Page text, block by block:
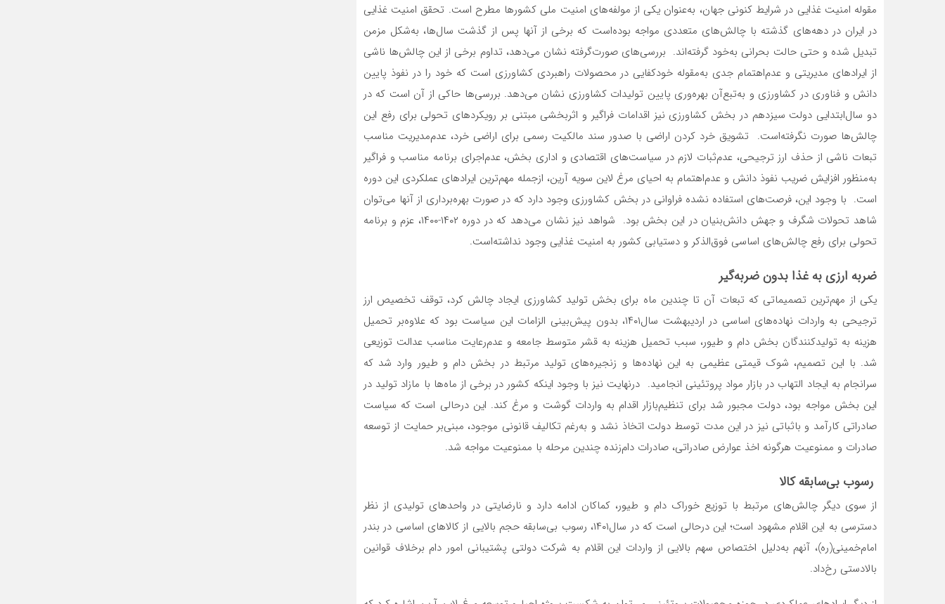
مقوله‌‌‌‌ امنیت‌‌‌‌ غذایی‌‌‌‌ در شرایط‌‌‌‌ کنونی‌‌‌‌ جهان، به‌عنوان یکی‌‌‌‌ از مولفه‌‌‌‌های‌‌‌‌ امنیت‌‌‌‌ ملی‌‌‌‌ کشورها مطرح است‌‌‌‌. تحقق‌‌‌‌ امنیت‌‌‌‌ غذایی‌‌‌‌
در ایران در دهه‌های گذشته‌‌‌‌ با چالش‌های‌‌‌‌ متعددی‌‌‌‌ مواجه‌‌‌‌ بوده‌است‌‌‌‌ که‌‌‌‌ برخی‌‌‌‌ از آنها پس‌‌‌‌ از گذشت‌‌‌‌ سال‌ها، به‌‌‌‌شکل‌‌‌‌ مزمن‌‌‌‌
تبدیل‌‌‌‌ شده و حتی‌‌‌‌ حالت‌‌‌‌ بحرانی‌‌‌‌ به‌‌‌‌خود گرفته‌‌‌‌اند. بررسی‌‌‌‌های‌‌‌‌ صورت‌گرفته نشان می‌دهد، تداوم برخی‌‌‌‌ از این‌‌‌‌ چالش‌ها ناشی‌‌‌‌
از ایرادهای‌‌‌‌ مدیریتی‌‌‌‌ و عدم‌اهتمام جدی‌‌‌‌ به‌‌‌‌مقوله‌‌‌‌ خودکفایی‌‌‌‌ در محصولات راهبردی‌‌‌‌ کشاورزی‌‌‌‌ است‌‌‌‌ که‌‌‌‌ خود را در نفوذ پایین‌‌‌‌
دانش‌‌‌‌ و فناوری‌‌‌‌ در کشاورزی‌‌‌‌ و به‌‌‌‌تبع‌‌‌‌آن بهره‌وری‌‌‌‌ پایین‌‌‌‌ تولیدات کشاورزی‌‌‌‌ نشان می‌دهد. بررسی‌‌‌‌ها حاکی‌‌‌‌ از آن است‌‌‌‌ که در
دو سال‌ابتدایی‌‌‌‌ دولت‌‌‌‌ سیزدهم‌‌‌‌ در بخش‌‌‌‌ کشاورزی‌‌‌‌ نیز اقدامات فراگیر و اثربخشی‌‌‌‌ مبتنی‌‌‌‌ بر رویکردهای‌‌‌‌ تحولی‌‌‌‌ برای‌‌‌‌ رفع‌‌‌‌ این‌‌‌‌
چالش‌ها صورت نگرفته‌است‌‌‌‌. تشویق‌‌‌‌ خرد کردن اراضی‌‌‌‌ با صدور سند مالکیت‌‌‌‌ رسمی‌‌‌‌ برای‌‌‌‌ اراضی‌‌‌‌ خرد، عدم‌مدیریت‌‌‌‌ مناسب‌‌‌‌
تبعات ناشی‌‌‌‌ از حذف ارز ترجیحی‌‌‌‌، عدم‌ثبات لازم در سیاست‌های‌‌‌‌ اقتصادی‌‌‌‌ و اداری‌‌‌‌ بخش‌‌‌‌، عدم‌اجرای‌‌‌‌ برنامه‌‌‌‌ مناسب‌‌‌‌ و فراگیر
به‌منظور افزایش‌‌‌‌ ضریب‌‌‌‌ نفوذ دانش‌‌‌‌ و عدم‌اهتمام به‌‌‌‌ احیای‌‌‌‌ مرغ لاین‌‌‌‌ سویه‌‌‌‌ آرین‌‌‌‌، ازجمله‌‌‌‌ مهم‌ترین‌‌‌‌ ایرادهای‌‌‌‌ عملکردی‌‌‌‌ این‌‌‌‌ دوره
است‌‌‌‌. با وجود این‌‌‌‌، فرصت‌های‌‌‌‌ استفاده نشده فراوانی‌‌‌‌ در بخش‌‌‌‌ کشاورزی‌‌‌‌ وجود دارد که‌‌‌‌ در صورت بهره‌برداری‌‌‌‌ از آنها می‌توان
شاهد تحولات شگرف و جهش‌‌‌‌ دانش‌بنیان در این‌‌‌‌ بخش‌‌‌‌ بود. شواهد نیز نشان می‌دهد که‌‌‌‌ در دوره ١۴٠٢-١۴٠٠، عزم و برنامه‌‌‌‌
تحولی‌‌‌‌ برای‌‌‌‌ رفع‌‌‌‌ چالش‌های‌‌‌‌ اساسی‌‌‌‌ فوق‌الذکر و دستیابی‌‌‌‌ کشور به‌‌‌‌ امنیت‌‌‌‌ غذایی‌‌‌‌ وجود نداشته‌‌‌‌است‌‌‌‌.
ضربه ارزی به غذا بدون ضربه‌‌‌‌گیر
یکی‌‌‌‌ از مهم‌ترین‌‌‌‌ تصمیماتی‌‌‌‌ که‌‌‌‌ تبعات آن تا چندین‌‌‌‌ ماه برای‌‌‌‌ بخش‌‌‌‌ تولید کشاورزی‌‌‌‌ ایجاد چالش‌‌‌‌ کرد، توقف‌‌‌‌ تخصیص‌‌‌‌ ارز
ترجیحی‌‌‌‌ به‌‌‌‌ واردات نهاده‌های‌‌‌‌ اساسی‌‌‌‌ در اردیبهشت‌‌‌‌ سال‌١۴٠١، بدون پیش‌بینی‌‌‌‌ الزامات این‌‌‌‌ سیاست‌‌‌‌ بود که‌‌‌‌ علاوه‌بر تحمیل‌‌‌‌
هزینه‌‌‌‌ به‌‌‌‌ تولیدکنندگان بخش‌‌‌‌ دام و طیور، سبب‌‌‌‌ تحمیل‌‌‌‌ هزینه‌‌‌‌ به قشر متوسط‌‌‌‌ جامعه‌‌‌‌ و عدم‌رعایت‌‌‌‌ مناسب‌‌‌‌ عدالت‌‌‌‌ توزیعی‌‌‌‌
شد. با این‌‌‌‌ تصمیم‌‌‌‌، شوک قیمتی‌‌‌‌ عظیمی‌‌‌‌ به‌‌‌‌ این‌‌‌‌ نهاده‌ها و زنجیره‌های‌‌‌‌ تولید مرتبط‌‌‌‌ در بخش‌‌‌‌ دام و طیور وارد شد که‌‌‌‌
سرانجام به‌‌‌‌ ایجاد التهاب در بازار مواد پروتئینی‌‌‌‌ انجامید. درنهایت‌‌‌‌ نیز با وجود اینکه‌‌‌‌ کشور در برخی‌‌‌‌ از ماه‌ها با مازاد تولید در
این‌‌‌‌ بخش‌‌‌‌ مواجه‌‌‌‌ بود، دولت‌‌‌‌ مجبور شد برای‌‌‌‌ تنظیم‌بازار اقدام به‌‌‌‌ واردات گوشت‌‌‌‌ و مرغ کند. این‌‌‌‌ درحالی‌‌‌‌ است‌‌‌‌ که‌‌‌‌ سیاست‌‌‌‌
صادراتی‌‌‌‌ کارآمد و باثباتی‌‌‌‌ نیز در این‌‌‌‌ مدت توسط‌‌‌‌ دولت‌‌‌‌ اتخاذ نشد و به‌رغم‌‌‌‌ تکالیف‌‌‌‌ قانونی‌‌‌‌ موجود، مبنی‌‌‌‌بر حمایت‌‌‌‌ از توسعه‌‌‌‌
صادرات و ممنوعیت‌‌‌‌ هرگونه‌‌‌‌ اخذ عوارض صادراتی‌‌‌‌، صادرات دام‌زنده چندین‌‌‌‌ مرحله‌‌‌‌ با ممنوعیت‌‌‌‌ مواجه‌‌‌‌ شد.
رسوب بی‌سابقه کالا
از سوی دیگر چالش‌های‌‌‌‌ مرتبط‌‌‌‌ با توزیع‌‌‌‌ خوراک دام و طیور، کماکان ادامه‌‌‌‌ دارد و نارضایتی‌‌‌‌ در واحدهای‌‌‌‌ تولیدی‌‌‌‌ از نظر
دسترسی‌‌‌‌ به‌‌‌‌ این‌‌‌‌ اقلام مشهود است‌‌‌‌؛ این‌‌‌‌ درحالی‌‌‌‌ است‌‌‌‌ که‌‌‌‌ در سال‌١۴٠١، رسوب بی‌سابقه‌‌‌‌ حجم‌‌‌‌ بالایی‌‌‌‌ از کالاهای‌‌‌‌ اساسی‌‌‌‌ در بندر
امام‌خمینی‌‌‌‌(ره)، آنهم‌‌‌‌ به‌دلیل اختصاص سهم‌‌‌‌ بالایی‌‌‌‌ از واردات این‌‌‌‌ اقلام به‌‌‌‌ شرکت‌‌‌‌ دولتی‌‌‌‌ پشتیبانی‌‌‌‌ امور دام برخلاف قوانین‌‌‌‌
بالادستی‌‌‌‌ رخ‌داد.